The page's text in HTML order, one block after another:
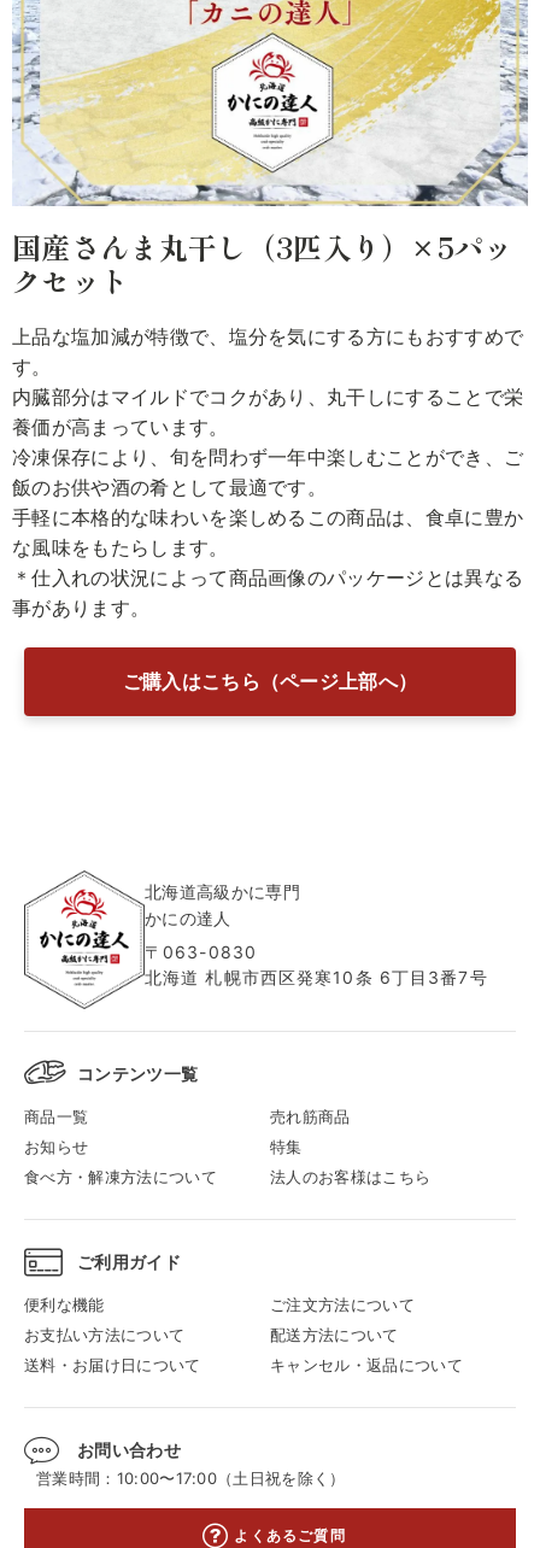
国産さんま丸干し（3匹入り）×5パッ
クセット
上品な塩加減が特徴で、塩分を気にする方にもおすすめで
す。
内臓部分はマイルドでコクがあり、丸干しにすることで栄
養価が高まっています。
冷凍保存により、旬を問わず一年中楽しむことができ、ご
飯のお供や酒の肴として最適です。
手軽に本格的な味わいを楽しめるこの商品は、食卓に豊か
な風味をもたらします。
＊仕入れの状況によって商品画像のパッケージとは異なる
事があります。
ご購入はこちら（ページ上部へ）
北海道高級かに専門
かにの達人
〒063-0830
北海道 札幌市西区発寒10条 6丁目3番7号
コンテンツ一覧
商品一覧
売れ筋商品
お知らせ
特集
食べ方・解凍方法について
法人のお客様はこちら
ご利用ガイド
便利な機能
ご注文方法について
お支払い方法について
配送方法について
送料・お届け日について
キャンセル・返品について
お問い合わせ
営業時間：10:00〜17:00（土日祝を除く）
よくあるご質問